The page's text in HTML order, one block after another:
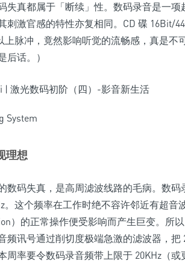
失真都属于「断续」性。数码录音是一
刺激官感的特性亦复相同。CD 碟 16Bit/
上脉冲，竟然影响听觉的流畅感，真是不
后话。）
System
理想
数码失真，是高周滤波线路的毛病。数
。这个频率在工作时绝不容许邻近有超音
）的正常操作便受影响而产生巨变。所
频讯号通过削切度极端急激的滤波器，把
周率要令数码录音频带上限于 20KHz（